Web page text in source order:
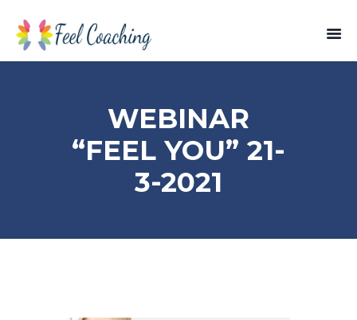
WEBINAR
“FEEL YOU” 21-
3-2021